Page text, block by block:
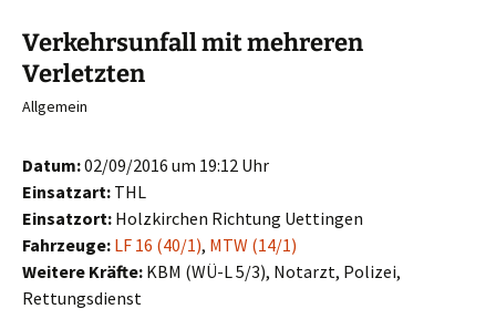
Verkehrsunfall mit mehreren
Verletzten
Allgemein
Datum:02/09/2016 um 19:12 Uhr
Einsatzart: THL
Einsatzort: Holzkirchen Richtung Uettingen
Fahrzeuge: LF 16 (40/1), MTW (14/1)
Weitere Kräfte: KBM (WÜ-L 5/3), Notarzt, Polizei,
Rettungsdienst